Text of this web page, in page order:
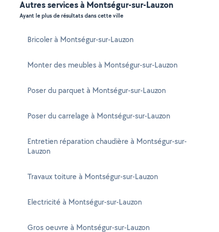
Autres services à Montségur-sur-Lauzon
Ayant le plus de résultats dans cette ville
Bricoler à Montségur-sur-Lauzon
Monter des meubles à Montségur-sur-Lauzon
Poser du parquet à Montségur-sur-Lauzon
Poser du carrelage à Montségur-sur-Lauzon
Entretien réparation chaudière à Montségur-sur-
Lauzon
Travaux toiture à Montségur-sur-Lauzon
Electricité à Montségur-sur-Lauzon
Gros oeuvre à Montségur-sur-Lauzon